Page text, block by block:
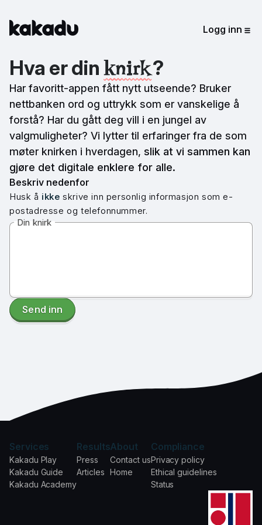
Kakadu Logg inn
Hva er dinknirk?
Har favoritt-appen fått nytt utseende? Bruker
nettbanken ord og uttrykk som er vanskelige å
forstå? Har du gått deg vill i en jungel av
valgmuligheter? Vi lytter til erfaringer fra de som
møter knirken i hverdagen, slik at vi sammen kan
gjøre det digitale enklere for alle.
Beskriv nedenfor
Husk å ikke skrive inn personlig informasjon som e-
postadresse og telefonnummer.
Din knirk
Send inn
Services
Kakadu Play
Kakadu Guide
Kakadu Academy
Results
Press
Articles
About
Contact us
Home
Compliance
Privacy policy
Ethical guidelines
Status